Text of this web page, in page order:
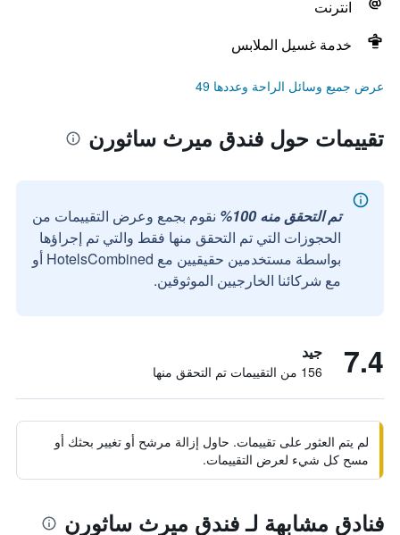
انترنت
خدمة غسيل الملابس
عرض جميع وسائل الراحة وعددها 49
تقييمات حول فندق ميرث ساثورن
تم التحقق منه 100%
نقوم بجمع وعرض التقييمات من
الحجوزات التي تم التحقق منها فقط والتي تم إجراؤها
بواسطة مستخدمين حقيقيين مع HotelsCombined أو
مع شركائنا الخارجيين الموثوقين.
7.4 جيد
156 من التقييمات تم التحقق منها
لم يتم العثور على تقييمات. حاول إزالة مرشح أو تغيير بحثك أو
مسح كل شيء لعرض التقييمات.
فنادق مشابهة لـ فندق ميرث ساثورن